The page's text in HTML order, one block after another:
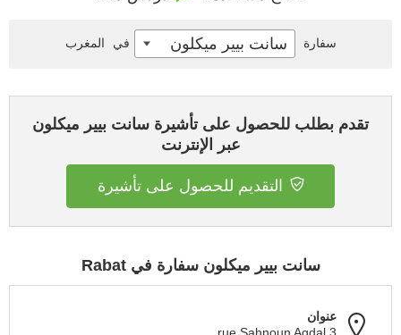
تقدم بطلب للحصول على تأشيرة سانت بيير ميكلون
عبر الإنترنت
التقديم للحصول على تأشيرة
سانت بيير ميكلون سفارة في Rabat
عنوان
سفارة سانت بيير ميكلون في المغرب